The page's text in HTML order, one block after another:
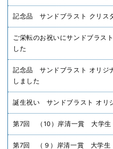
記念品 サンドブラスト クリス
ご栄転のお祝いにサンドブラス
した
記念品 サンドブラスト オリジ
しました
誕生祝い サンドブラスト オリ
第7回 （10）岸清一賞 大学生
第7回 （９）岸清一賞 大学生